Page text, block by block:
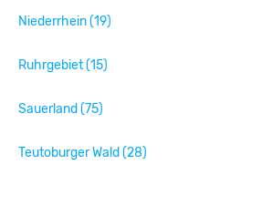
Niederrhein (19)
Ruhrgebiet (15)
Sauerland (75)
Teutoburger Wald (28)